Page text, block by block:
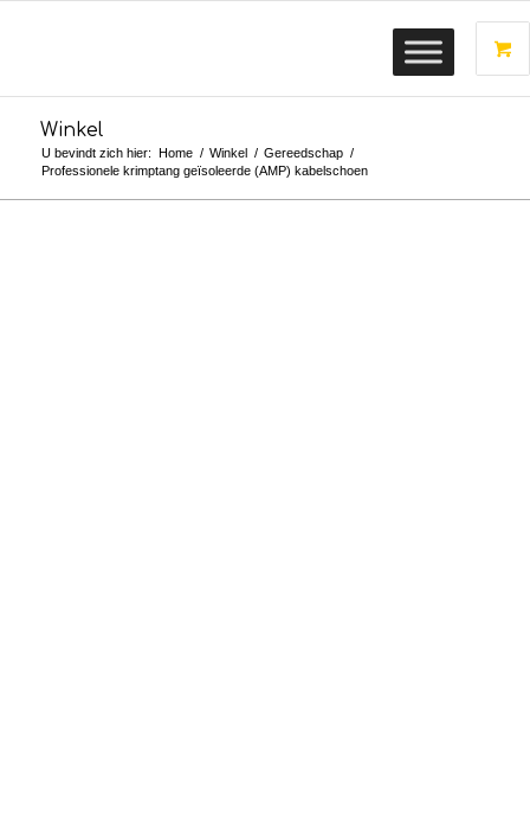
Winkel
U bevindt zich hier: Home / Winkel / Gereedschap /
Professionele krimptang geïsoleerde (AMP) kabelschoen